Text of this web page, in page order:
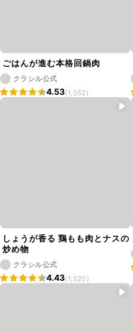
ごはんが進む本格回鍋肉
クラシル公式
4.53(1,552)
しょうが香る 鶏もも肉とナスの
炒め物
クラシル公式
4.43(1,520)